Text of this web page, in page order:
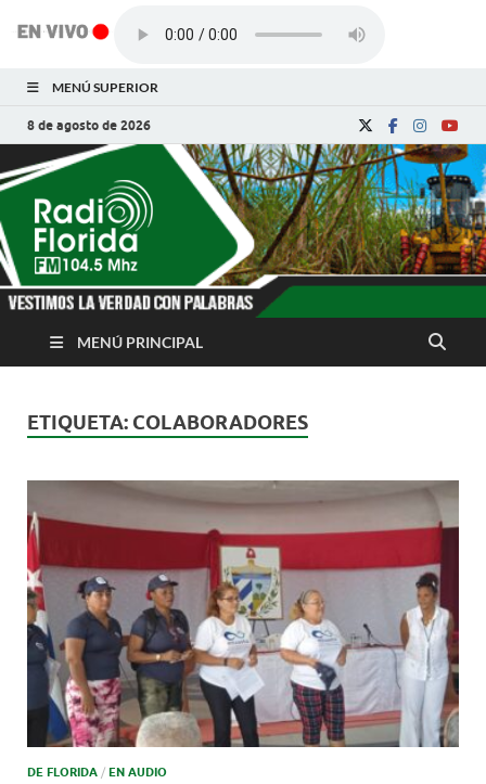
MENÚ SUPERIOR
8 de agosto de 2026
Radio Florida de
Cuba
Noticias y Actualidades de Florida, Camagüey,
MENÚ PRINCIPAL
ETIQUETA: COLABORADORES
DE FLORIDA / EN AUDIO